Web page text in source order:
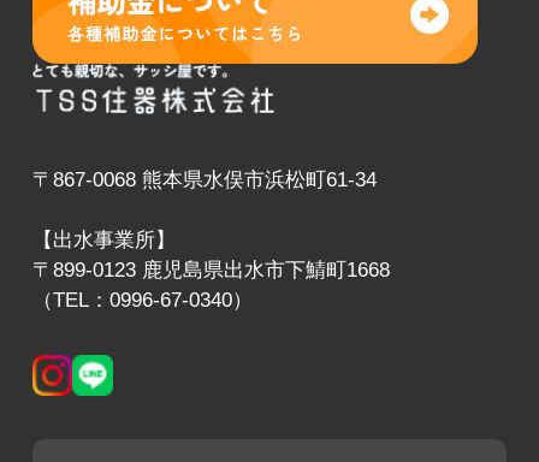
〒867-0068 熊本県水俣市浜松町61-34
【出水事業所】
〒899-0123 鹿児島県出水市下鯖町1668
（TEL：0996-67-0340）